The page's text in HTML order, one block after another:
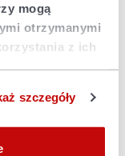
mogą
otrzymanymi
z ich
szczegóły
(see the browser